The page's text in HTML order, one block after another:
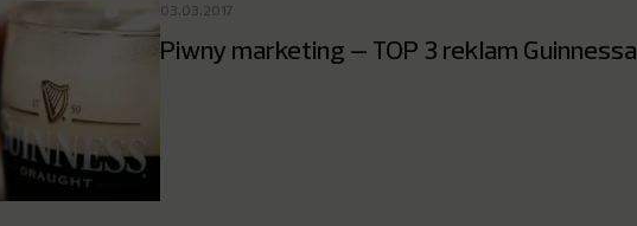
03.03.2017
Piwny marketing – TOP 3 reklam Guinnessa